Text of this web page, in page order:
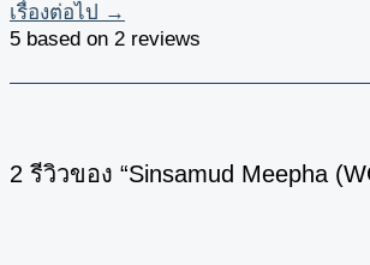
เรื่องต่อไป →
5 based on 2 reviews
2 รีวิวของ “Sinsamud Meepha